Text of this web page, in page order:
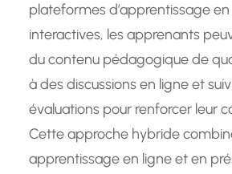
plateformes d’apprentissage
interactives, les apprenants
du contenu pédagogique de
à des discussions en ligne et
évaluations pour renforcer leur
Cette approche hybride
apprentissage en ligne et en